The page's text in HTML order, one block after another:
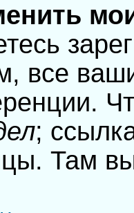
все
;
Там